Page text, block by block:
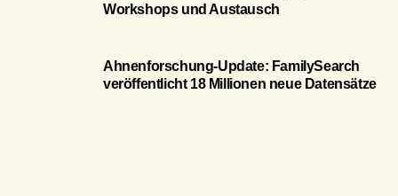
Workshops und Austausch
Ahnenforschung-Update: FamilySearch
veröffentlicht 18 Millionen neue Datensätze